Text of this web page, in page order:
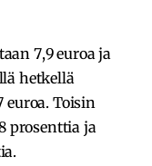
7,9 euroa ja
hetkellä
euroa. Toisin
prosenttia ja